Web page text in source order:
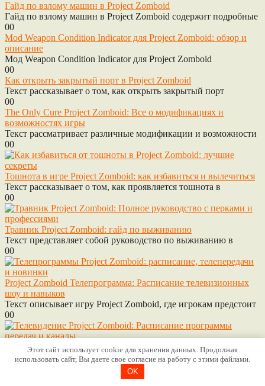
Гайд по взлому машин в Project Zomboid
Гайд по взлому машин в Project Zomboid содержит подробные
00
Mod Weapon Condition Indicator для Project Zomboid: обзор и
описание
Мод Weapon Condition Indicator для Project Zomboid
00
Как открыть закрытый порт в Project Zomboid
Текст рассказывает о том, как открыть закрытый порт
00
The Only Cure Project Zomboid: Все о модификациях и
возможностях игры
Текст рассматривает различные модификации и возможности
00
Тошнота в игре Project Zomboid: как избавиться и вылечиться
Текст рассказывает о том, как проявляется тошнота в
00
Травник Project Zomboid: гайд по выживанию
Текст представляет собой руководство по выживанию в
00
Project Zomboid Телепрограмма: Расписание телевизионных
шоу и навыков
Текст описывает игру Project Zomboid, где игрокам предстоит
00
Project Zomboid TV schedule: телевидение в мире Project
Zomboid
В игре Project Zomboid существует телевизионное расписание
Этот сайт использует cookie для хранения данных. Продолжая
использовать сайт, Вы даете свое согласие на работу с этими файлами.
OK